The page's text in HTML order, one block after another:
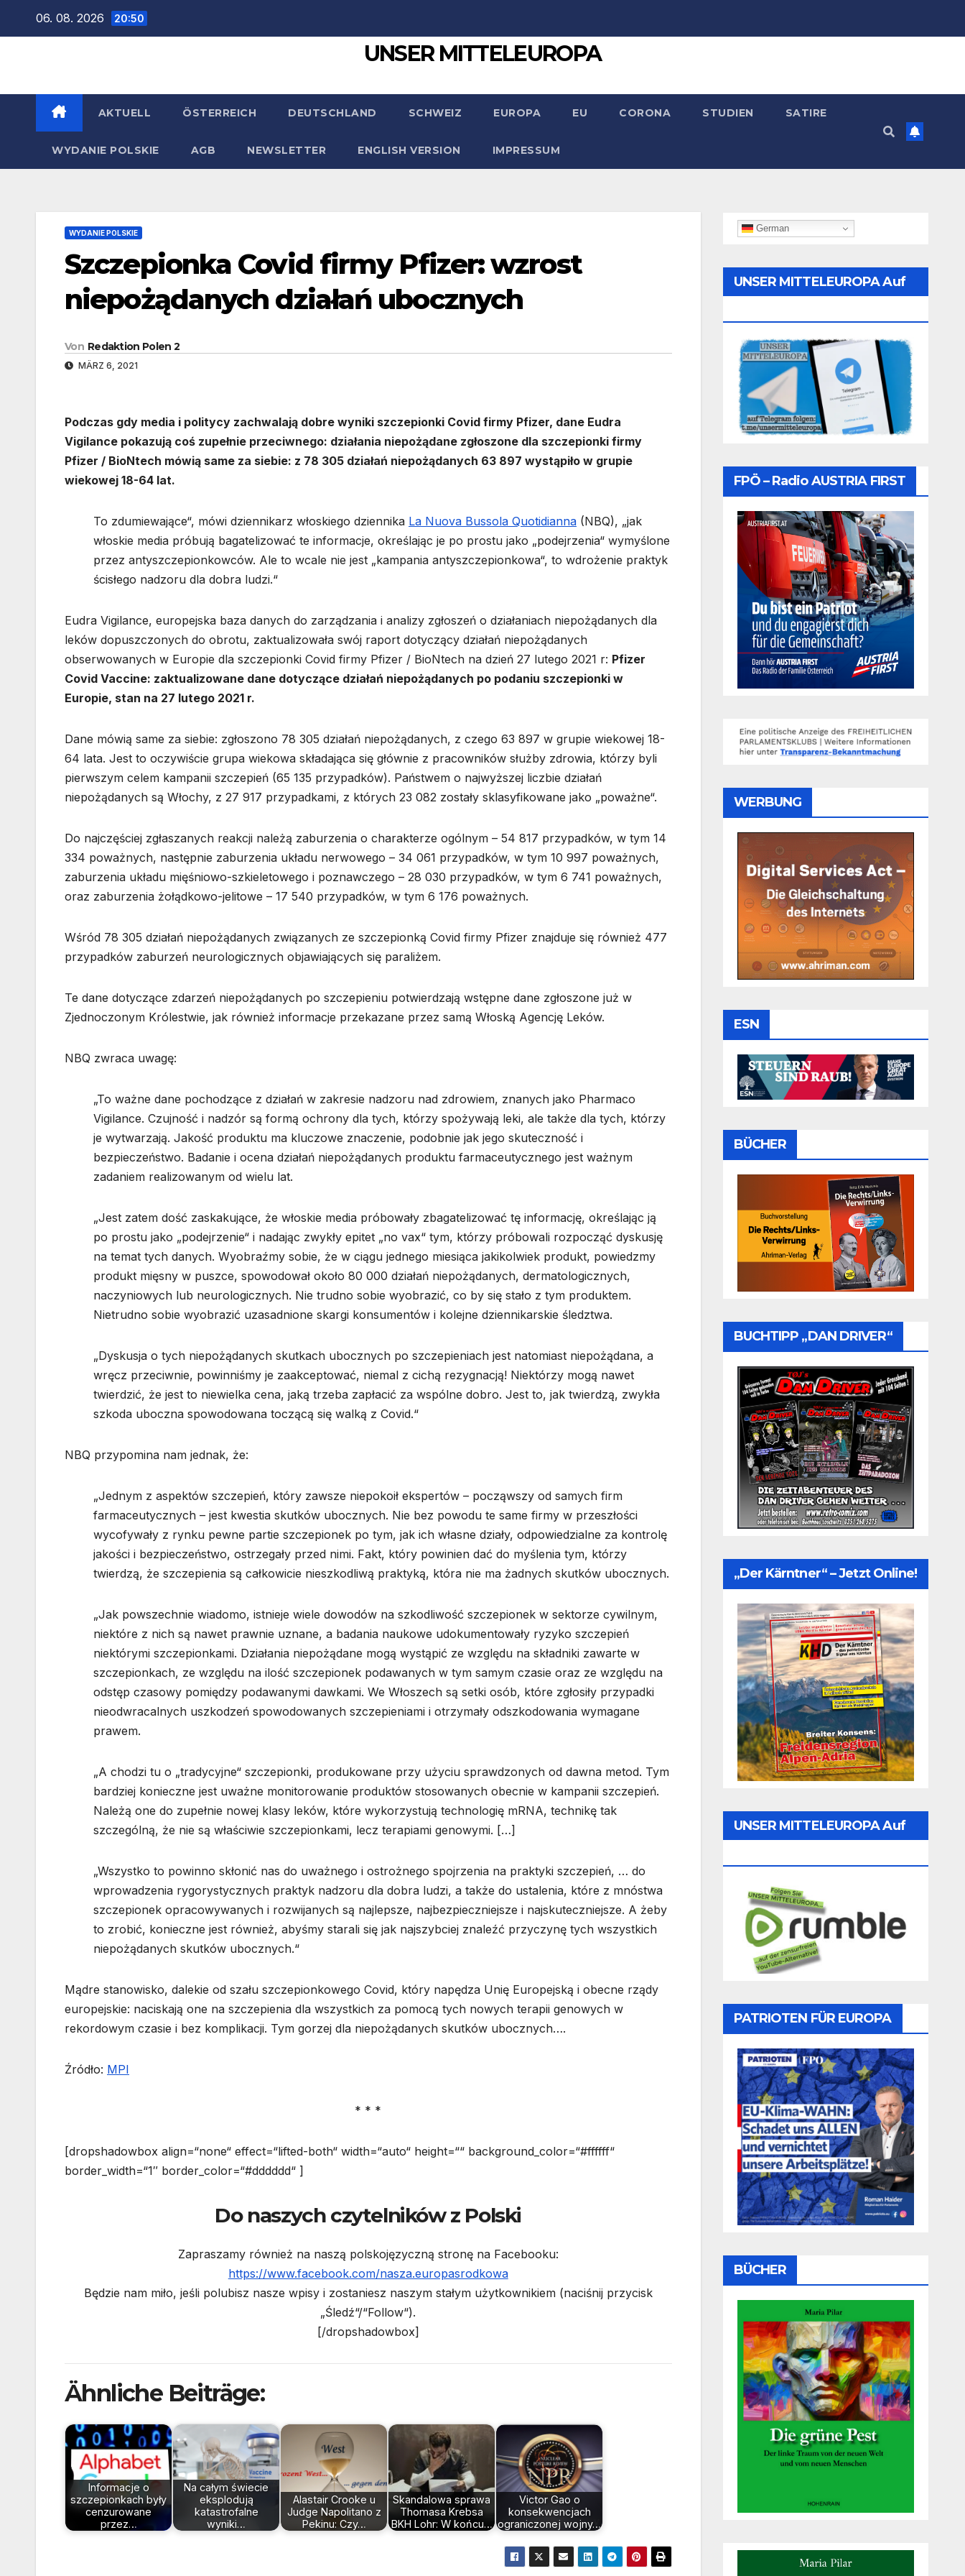
06. 08. 2026 20:50
UNSER MITTELEUROPA
AKTUELL ÖSTERREICH DEUTSCHLAND SCHWEIZ EUROPA EU CORONA STUDIEN SATIRE
WYDANIE POLSKIE AGB NEWSLETTER ENGLISH VERSION IMPRESSUM
WYDANIE POLSKIE
Szczepionka Covid firmy Pfizer: wzrost
niepożądanych działań ubocznych
Von Redaktion Polen 2
MÄRZ 6, 2021
Podczas gdy media i politycy zachwalają dobre wyniki szczepionki Covid firmy Pfizer, dane Eudra
Vigilance pokazują coś zupełnie przeciwnego: działania niepożądane zgłoszone dla szczepionki firmy
Pfizer / BioNtech mówią same za siebie: z 78 305 działań niepożądanych 63 897 wystąpiło w grupie
wiekowej 18-64 lat.
To zdumiewające“, mówi dziennikarz włoskiego dziennika La Nuova Bussola Quotidianna (NBQ), „jak
włoskie media próbują bagatelizować te informacje, określając je po prostu jako „podejrzenia“ wymyślone
przez antyszczepionkowców. Ale to wcale nie jest „kampania antyszczepionkowa“, to wdrożenie praktyk
ścisłego nadzoru dla dobra ludzi.“
Eudra Vigilance, europejska baza danych do zarządzania i analizy zgłoszeń o działaniach niepożądanych dla
leków dopuszczonych do obrotu, zaktualizowała swój raport dotyczący działań niepożądanych
obserwowanych w Europie dla szczepionki Covid firmy Pfizer / BioNtech na dzień 27 lutego 2021 r: Pfizer
Covid Vaccine: zaktualizowane dane dotyczące działań niepożądanych po podaniu szczepionki w
Europie, stan na 27 lutego 2021 r.
Dane mówią same za siebie: zgłoszono 78 305 działań niepożądanych, z czego 63 897 w grupie wiekowej 18-
64 lata. Jest to oczywiście grupa wiekowa składająca się głównie z pracowników służby zdrowia, którzy byli
pierwszym celem kampanii szczepień (65 135 przypadków). Państwem o najwyższej liczbie działań
niepożądanych są Włochy, z 27 917 przypadkami, z których 23 082 zostały sklasyfikowane jako „poważne“.
Do najczęściej zgłaszanych reakcji należą zaburzenia o charakterze ogólnym – 54 817 przypadków, w tym 14
334 poważnych, następnie zaburzenia układu nerwowego – 34 061 przypadków, w tym 10 997 poważnych,
zaburzenia układu mięśniowo-szkieletowego i poznawczego – 28 030 przypadków, w tym 6 741 poważnych,
oraz zaburzenia żołądkowo-jelitowe – 17 540 przypadków, w tym 6 176 poważnych.
Wśród 78 305 działań niepożądanych związanych ze szczepionką Covid firmy Pfizer znajduje się również 477
przypadków zaburzeń neurologicznych objawiających się paraliżem.
Te dane dotyczące zdarzeń niepożądanych po szczepieniu potwierdzają wstępne dane zgłoszone już w
Zjednoczonym Królestwie, jak również informacje przekazane przez samą Włoską Agencję Leków.
NBQ zwraca uwagę:
„To ważne dane pochodzące z działań w zakresie nadzoru nad zdrowiem, znanych jako Pharmaco
Vigilance. Czujność i nadzór są formą ochrony dla tych, którzy spożywają leki, ale także dla tych, którzy
je wytwarzają. Jakość produktu ma kluczowe znaczenie, podobnie jak jego skuteczność i
bezpieczeństwo. Badanie i ocena działań niepożądanych produktu farmaceutycznego jest ważnym
zadaniem realizowanym od wielu lat.
„Jest zatem dość zaskakujące, że włoskie media próbowały zbagatelizować tę informację, określając ją
po prostu jako „podejrzenie“ i nadając zwykły epitet „no vax“ tym, którzy próbowali rozpocząć dyskusję
na temat tych danych. Wyobraźmy sobie, że w ciągu jednego miesiąca jakikolwiek produkt, powiedzmy
produkt mięsny w puszce, spowodował około 80 000 działań niepożądanych, dermatologicznych,
naczyniowych lub neurologicznych. Nie trudno sobie wyobrazić, co by się stało z tym produktem.
Nietrudno sobie wyobrazić uzasadnione skargi konsumentów i kolejne dziennikarskie śledztwa.
„Dyskusja o tych niepożądanych skutkach ubocznych po szczepieniach jest natomiast niepożądana, a
wręcz przeciwnie, powinniśmy je zaakceptować, niemal z cichą rezygnacją! Niektórzy mogą nawet
twierdzić, że jest to niewielka cena, jaką trzeba zapłacić za wspólne dobro. Jest to, jak twierdzą, zwykła
szkoda uboczna spowodowana toczącą się walką z Covid.“
NBQ przypomina nam jednak, że:
„Jednym z aspektów szczepień, który zawsze niepokoił ekspertów – począwszy od samych firm
farmaceutycznych – jest kwestia skutków ubocznych. Nie bez powodu te same firmy w przeszłości
wycofywały z rynku pewne partie szczepionek po tym, jak ich własne działy, odpowiedzialne za kontrolę
jakości i bezpieczeństwo, ostrzegały przed nimi. Fakt, który powinien dać do myślenia tym, którzy
twierdzą, że szczepienia są całkowicie nieszkodliwą praktyką, która nie ma żadnych skutków ubocznych.
„Jak powszechnie wiadomo, istnieje wiele dowodów na szkodliwość szczepionek w sektorze cywilnym,
niektóre z nich są nawet prawnie uznane, a badania naukowe udokumentowały ryzyko szczepień
niektórymi szczepionkami. Działania niepożądane mogą wystąpić ze względu na składniki zawarte w
szczepionkach, ze względu na ilość szczepionek podawanych w tym samym czasie oraz ze względu na
odstęp czasowy pomiędzy podawanymi dawkami. We Włoszech są setki osób, które zgłosiły przypadki
nieodwracalnych uszkodzeń spowodowanych szczepieniami i otrzymały odszkodowania wymagane
prawem.
„A chodzi tu o „tradycyjne“ szczepionki, produkowane przy użyciu sprawdzonych od dawna metod. Tym
bardziej konieczne jest uważne monitorowanie produktów stosowanych obecnie w kampanii szczepień.
Należą one do zupełnie nowej klasy leków, które wykorzystują technologię mRNA, technikę tak
szczególną, że nie są właściwie szczepionkami, lecz terapiami genowymi. […]
„Wszystko to powinno skłonić nas do uważnego i ostrożnego spojrzenia na praktyki szczepień, … do
wprowadzenia rygorystycznych praktyk nadzoru dla dobra ludzi, a także do ustalenia, które z mnóstwa
szczepionek opracowywanych i rozwijanych są najlepsze, najbezpieczniejsze i najskuteczniejsze. A żeby
to zrobić, konieczne jest również, abyśmy starali się jak najszybciej znaleźć przyczynę tych wszystkich
niepożądanych skutków ubocznych.“
Mądre stanowisko, dalekie od szału szczepionkowego Covid, który napędza Unię Europejską i obecne rządy
europejskie: naciskają one na szczepienia dla wszystkich za pomocą tych nowych terapii genowych w
rekordowym czasie i bez komplikacji. Tym gorzej dla niepożądanych skutków ubocznych….
Źródło: MPI
* * *
[dropshadowbox align=“none“ effect=“lifted-both“ width=“auto“ height=““ background_color=“#ffffff“
border_width=“1″ border_color=“#dddddd“ ]
Do naszych czytelników z Polski
Zapraszamy również na naszą polskojęzyczną stronę na Facebooku:
https://www.facebook.com/nasza.europasrodkowa
Będzie nam miło, jeśli polubisz nasze wpisy i zostaniesz naszym stałym użytkownikiem (naciśnij przycisk
„Śledź“/“Follow“).
[/dropshadowbox]
Ähnliche Beiträge:
Informacje o
szczepionkach były
cenzurowane
przez…
Na całym świecie
eksplodują
katastrofalne
wyniki…
Alastair Crooke u
Judge Napolitano z
Pekinu: Czy…
Skandalowa sprawa
Thomasa Krebsa
BKH Lohr: W końcu…
Victor Gao o
konsekwencjach
ograniczonej wojny…
German
UNSER MITTELEUROPA Auf
FPÖ – Radio AUSTRIA FIRST
WERBUNG
ESN
BÜCHER
BUCHTIPP „DAN DRIVER“
„Der Kärntner“ – Jetzt Online!
UNSER MITTELEUROPA Auf
PATRIOTEN FÜR EUROPA
BÜCHER